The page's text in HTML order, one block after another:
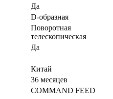
Да
D-образная
Поворотная
телескопическая
Да
Китай
36 месяцев
COMMAND FEED